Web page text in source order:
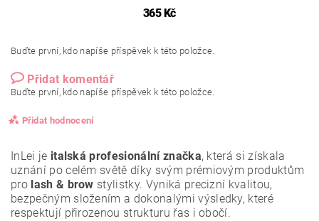
365 Kč
Buďte první, kdo napíše příspěvek k této položce.
Přidat komentář
Buďte první, kdo napíše příspěvek k této položce.
Přidat hodnocení
InLei je italská profesionální značka, která si získala
uznání po celém světě díky svým prémiovým produktům
pro lash & brow stylistky. Vyniká precizní kvalitou,
bezpečným složením a dokonalými výsledky, které
respektují přirozenou strukturu řas i obočí.